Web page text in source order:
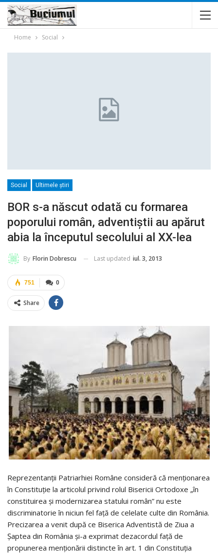
Home Social
Social Ultimele ştiri
BOR s-a născut odată cu formarea
poporului român, adventiştii au apărut
abia la începutul secolului al XX-lea
By Florin Dobrescu Last updated iul. 3, 2013
0
751
Share
Reprezentanţii Patriarhiei Române consideră că menţionarea
în Constituţie la articolul privind rolul Bisericii Ortodoxe „în
constituirea şi modernizarea statului român” nu este
discriminatorie în niciun fel faţă de celelate culte din România.
Precizarea a venit după ce Biserica Adventistă de Ziua a
Şaptea din România şi-a exprimat dezacordul faţă de
propunerea menţionării distincte în art. 1 din Constituţia